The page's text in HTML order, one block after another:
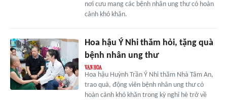
nơi cưu mang các bệnh nhân ung thư có hoàn
cảnh khó khăn.
Hoa hậu Ý Nhi thăm hỏi, tặng quà
bệnh nhân ung thư
Hoa hậu Huỳnh Trần Ý Nhi thăm Nhà Tâm An,
trao quà, động viên bệnh nhân ung thư có
hoàn cảnh khó khăn trong kỳ nghỉ hè trở về